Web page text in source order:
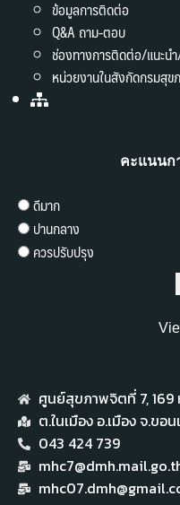
ข้อมูลการติดต่อ
Q&A ถาม-ตอบ
ช่องทางการติดต่อ/แนะน
หน่วยงานในสังกัดกรมสุ
คะแนนก
ดีมาก
ปานกลาง
ควรปรับปรุง
ศูนย์สุขภาพจิตที่ 7,​ 169
ต.ในเมือง อ.เมือง จ.ข
043 424 739